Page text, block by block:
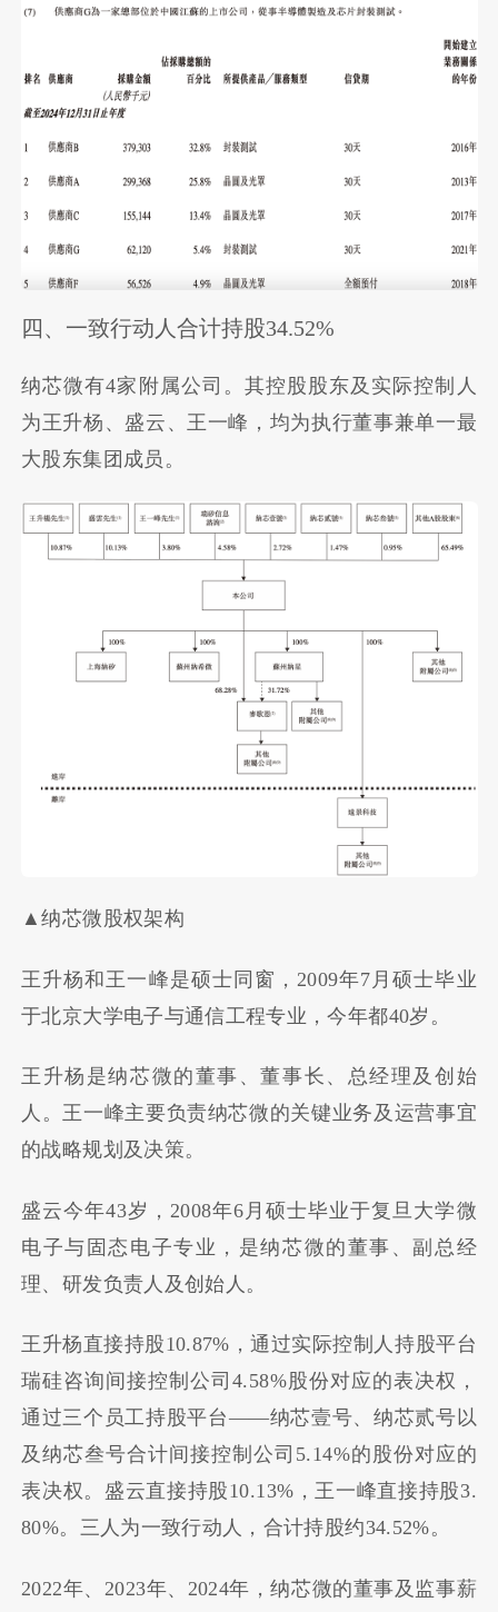
四、一致行动人合计持股34.52%
纳芯微有4家附属公司。其控股股东及实际控制人
为王升杨、盛云、王一峰，均为执行董事兼单一最
大股东集团成员。
▲纳芯微股权架构
王升杨和王一峰是硕士同窗，2009年7月硕士毕业
于北京大学电子与通信工程专业，今年都40岁。
王升杨是纳芯微的董事、董事长、总经理及创始
人。王一峰主要负责纳芯微的关键业务及运营事宜
的战略规划及决策。
盛云今年43岁，2008年6月硕士毕业于复旦大学微
电子与固态电子专业，是纳芯微的董事、副总经
理、研发负责人及创始人。
王升杨直接持股10.87%，通过实际控制人持股平台
瑞硅咨询间接控制公司4.58%股份对应的表决权，
通过三个员工持股平台——纳芯壹号、纳芯贰号以
及纳芯叁号合计间接控制公司5.14%的股份对应的
表决权。盛云直接持股10.13%，王一峰直接持股3.
80%。三人为一致行动人，合计持股约34.52%。
2022年、2023年、2024年，纳芯微的董事及监事薪